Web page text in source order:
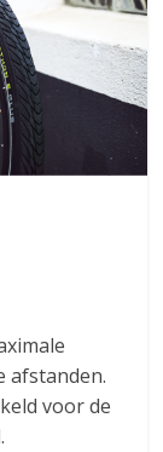
afstanden.
voor de